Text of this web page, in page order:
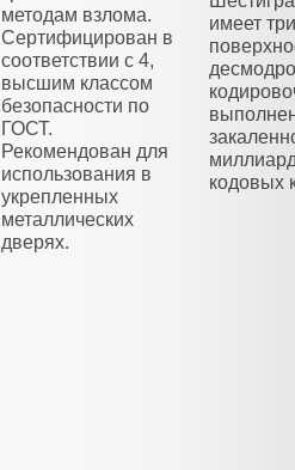
методам взлома.
Сертифицирован в
соответствии с 4,
высшим классом
безопасности по
ГОСТ.
Рекомендован для
использования в
укрепленных
металлических
дверях.
имеет
кодовых